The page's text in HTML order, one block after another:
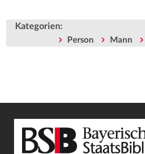
Kategorien:
Person Mann